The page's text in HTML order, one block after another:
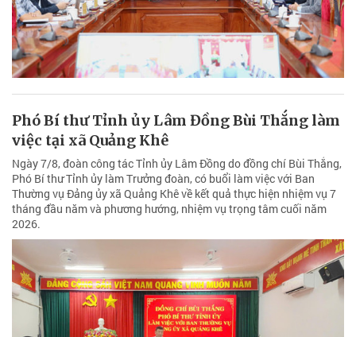
Phó Bí thư Tỉnh ủy Lâm Đồng Bùi Thắng làm
việc tại xã Quảng Khê
Ngày 7/8, đoàn công tác Tỉnh ủy Lâm Đồng do đồng chí Bùi Thắng,
Phó Bí thư Tỉnh ủy làm Trưởng đoàn, có buổi làm việc với Ban
Thường vụ Đảng ủy xã Quảng Khê về kết quả thực hiện nhiệm vụ 7
tháng đầu năm và phương hướng, nhiệm vụ trọng tâm cuối năm
2026.